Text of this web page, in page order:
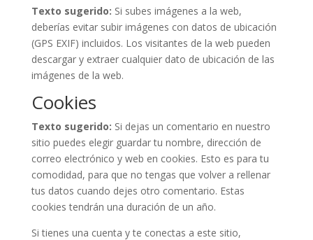
Texto sugerido: Si subes imágenes a la web,
deberías evitar subir imágenes con datos de ubicación
(GPS EXIF) incluidos. Los visitantes de la web pueden
descargar y extraer cualquier dato de ubicación de las
imágenes de la web.
Cookies
Texto sugerido: Si dejas un comentario en nuestro
sitio puedes elegir guardar tu nombre, dirección de
correo electrónico y web en cookies. Esto es para tu
comodidad, para que no tengas que volver a rellenar
tus datos cuando dejes otro comentario. Estas
cookies tendrán una duración de un año.
Si tienes una cuenta y te conectas a este sitio,